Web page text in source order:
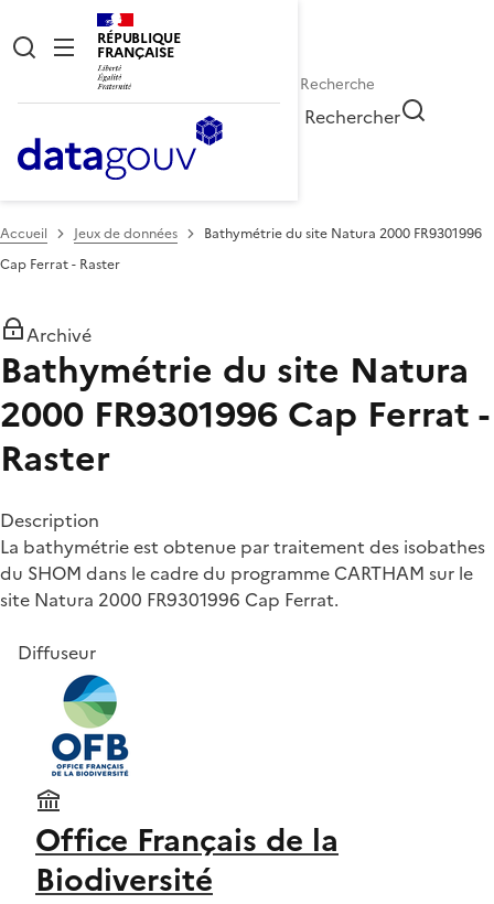
RÉPUBLIQUE
FRANÇAISE
Rechercher
Accueil Jeux de données
Bathymétrie du site Natura 2000 FR9301996
Cap Ferrat - Raster
Archivé
Bathymétrie du site Natura
2000 FR9301996 Cap Ferrat -
Raster
Description
La bathymétrie est obtenue par traitement des isobathes
du SHOM dans le cadre du programme CARTHAM sur le
site Natura 2000 FR9301996 Cap Ferrat.
Diffuseur
Office Français de la
Biodiversité